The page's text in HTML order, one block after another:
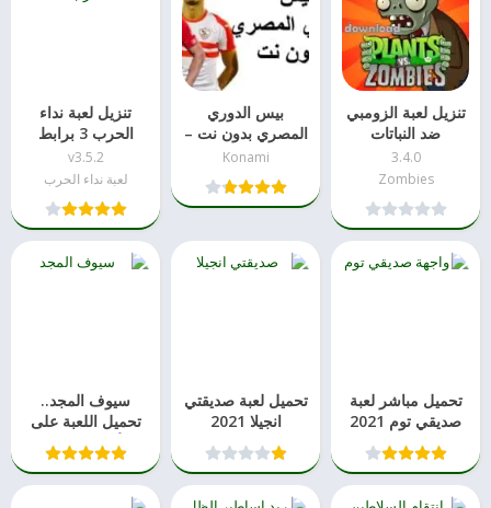
تنزيل لعبة الزومبي
ضد النباتات
3.4.0
Zombies
بيس الدوري
المصري بدون نت –
تنزيل مباشر
Konami
تنزيل لعبة نداء
الحرب 3 برابط
مباشر
v3.5.2
لعبة نداء الحرب
تحميل مباشر لعبة
صديقي توم 2021
apk
تحميل لعبة صديقتي
انجيلا 2021
سيوف المجد..
تحميل اللعبة على
الأندوريد 2021